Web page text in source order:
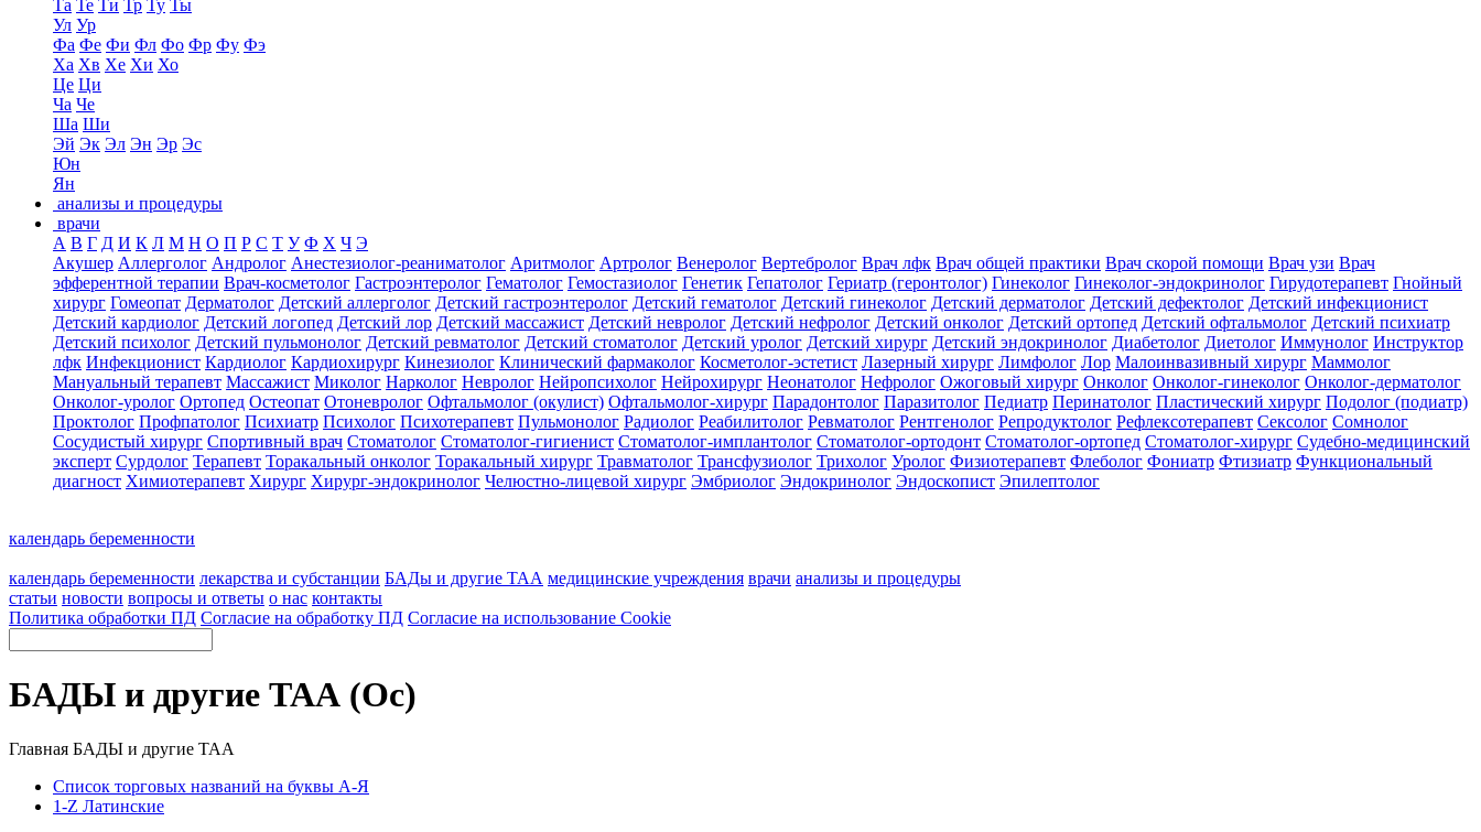
Та Те Ти Тр Ту Ты
Ул Ур
Фа Фе Фи Фл Фо Фр Фу Фэ
Ха Хв Хе Хи Хо
Це Ци
Ча Че
Ша Ши
Эй Эк Эл Эн Эр Эс
Юн
Ян
анализы и процедуры
врачи
А В Г Д И К Л М Н О П Р С Т У Ф Х Ч Э
Акушер Аллерголог Андролог Анестезиолог-реаниматолог Аритмолог Артролог Венеролог Вертебролог Врач лфк Врач общей практики Врач скорой помощи Врач узи Врач
эфферентной терапии Врач-косметолог Гастроэнтеролог Гематолог Гемостазиолог Генетик Гепатолог Гериатр (геронтолог) Гинеколог Гинеколог-эндокринолог Гирудотерапевт Гнойный
хирург Гомеопат Дерматолог Детский аллерголог Детский гастроэнтеролог Детский гематолог Детский гинеколог Детский дерматолог Детский дефектолог Детский инфекционист
Детский кардиолог Детский логопед Детский лор Детский массажист Детский невролог Детский нефролог Детский онколог Детский ортопед Детский офтальмолог Детский психиатр
Детский психолог Детский пульмонолог Детский ревматолог Детский стоматолог Детский уролог Детский хирург Детский эндокринолог Диабетолог Диетолог Иммунолог Инструктор
лфк Инфекционист Кардиолог Кардиохирург Кинезиолог Клинический фармаколог Косметолог-эстетист Лазерный хирург Лимфолог Лор Малоинвазивный хирург Маммолог
Мануальный терапевт Массажист Миколог Нарколог Невролог Нейропсихолог Нейрохирург Неонатолог Нефролог Ожоговый хирург Онколог Онколог-гинеколог Онколог-дерматолог
Онколог-уролог Ортопед Остеопат Отоневролог Офтальмолог (окулист) Офтальмолог-хирург Парадонтолог Паразитолог Педиатр Перинатолог Пластический хирург Подолог (подиатр)
Проктолог Профпатолог Психиатр Психолог Психотерапевт Пульмонолог Радиолог Реабилитолог Ревматолог Рентгенолог Репродуктолог Рефлексотерапевт Сексолог Сомнолог
Сосудистый хирург Спортивный врач Стоматолог Стоматолог-гигиенист Стоматолог-имплантолог Стоматолог-ортодонт Стоматолог-ортопед Стоматолог-хирург Судебно-медицинский
эксперт Сурдолог Терапевт Торакальный онколог Торакальный хирург Травматолог Трансфузиолог Трихолог Уролог Физиотерапевт Флеболог Фониатр Фтизиатр Функциональный
диагност Химиотерапевт Хирург Хирург-эндокринолог Челюстно-лицевой хирург Эмбриолог Эндокринолог Эндоскопист Эпилептолог
календарь беременности
календарь беременности лекарства и субстанции БАДы и другие ТАА медицинские учреждения врачи анализы и процедуры
статьи новости вопросы и ответы о нас контакты
Политика обработки ПД Согласие на обработку ПД Согласие на использование Cookie
БАДЫ и другие ТАА (Ос)
Главная БАДЫ и другие ТАА
Список торговых названий на буквы А-Я
1-Z Латинские